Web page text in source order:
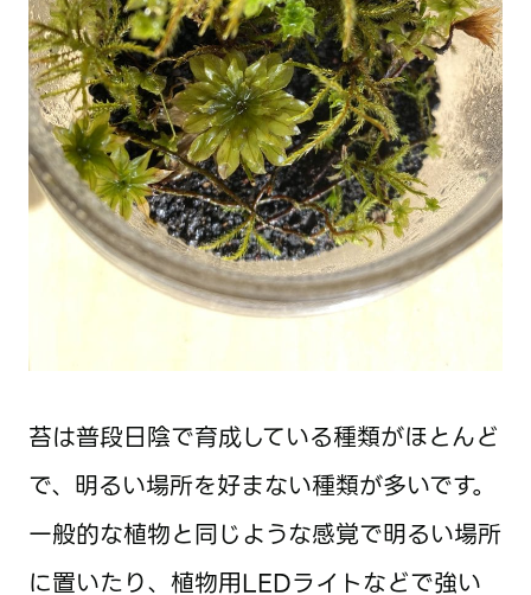
苔は普段日陰で育成している種類がほとんど
で、明るい場所を好まない種類が多いです。
一般的な植物と同じような感覚で明るい場所
に置いたり、植物用LEDライトなどで強い